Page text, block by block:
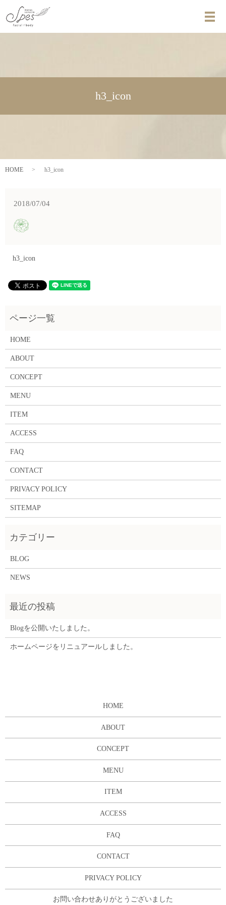
メ
h3_icon
HOME h3_icon
2018/07/04
h3_icon
HOME
ABOUT
CONCEPT
MENU
ITEM
ACCESS
FAQ
CONTACT
PRIVACY POLICY
SITEMAP
BLOG
NEWS
Blogを公開いたしました。
ホームページをリニュアールしました。
HOME
ABOUT
CONCEPT
MENU
ITEM
ACCESS
FAQ
CONTACT
PRIVACY POLICY
お問い合わせありがとうございました